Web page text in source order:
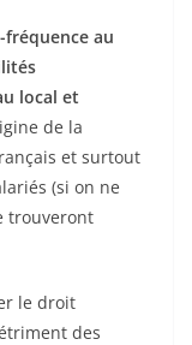
fréquence au
local et
de la
et surtout
(si on ne
trouveront
le droit
des